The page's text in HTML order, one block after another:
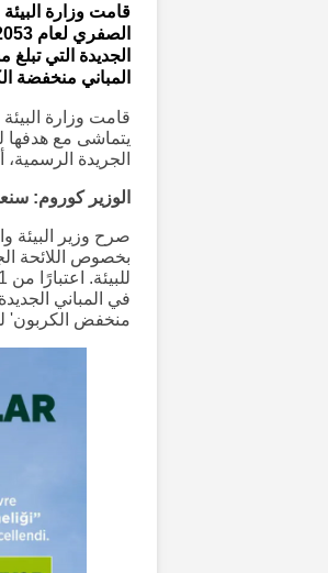
قامت وزارة
المباني منخفضة
قامت وزارة البيئة
الجريدة
الوزير كوروم:
صرح وزير البيئة
بخصوص اللائحة
منخفض الكربون'